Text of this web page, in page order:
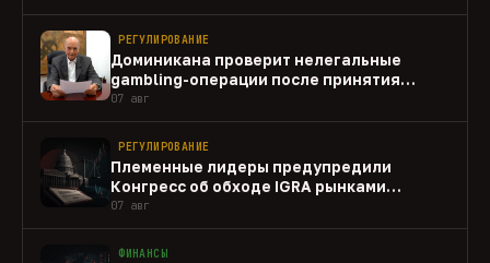
РЕГУЛИРОВАНИЕ
Доминикана проверит нелегальные
gambling-операции после принятия
закона
07 авг
РЕГУЛИРОВАНИЕ
Племенные лидеры предупредили
Конгресс об обходе IGRA рынками
прогнозов
07 авг
ФИНАНСЫ